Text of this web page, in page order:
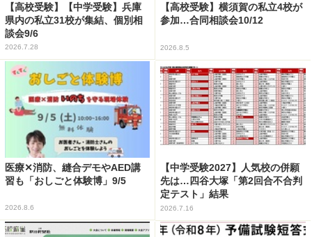
【高校受験】【中学受験】兵庫
県内の私立31校が集結、個別相
談会9/6
2026.7.28
【高校受験】横須賀の私立4校が
参加…合同相談会10/12
2026.8.5
医療✕消防、縫合デモやAED講
習も「おしごと体験博」9/5
2026.8.6
【中学受験2027】人気校の併願
先は…四谷大塚「第2回合不合判
定テスト」結果
2026.7.16